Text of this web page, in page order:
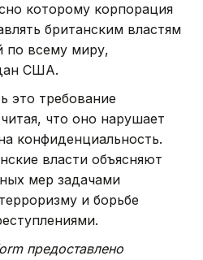
которому корпорация
британским властям
по всему миру,
США.
это требование
что оно нарушает
конфиденциальность.
власти объясняют
мер задачами
и борьбе
предоставлено